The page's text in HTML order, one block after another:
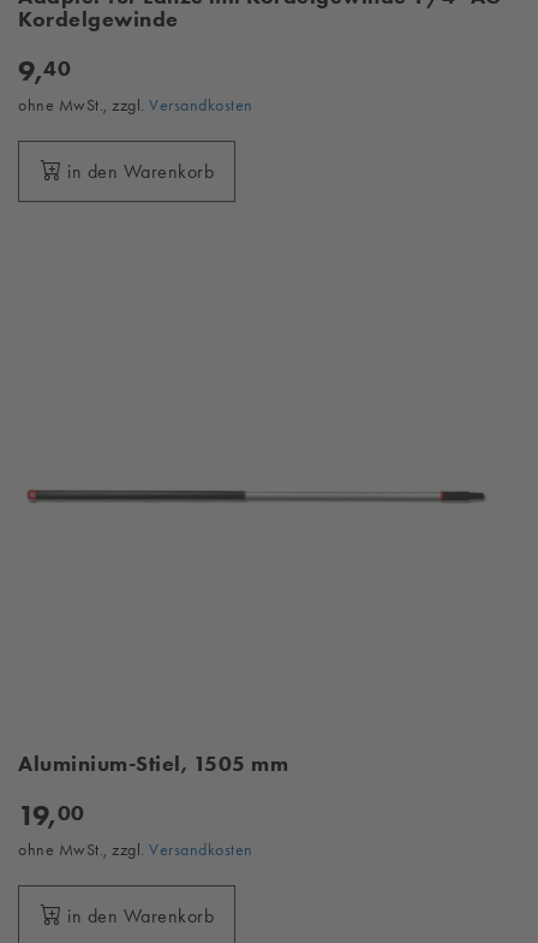
Kordelgewinde
9,40
ohne MwSt., zzgl. Versandkosten
in den Warenkorb
Aluminium-Stiel, 1505 mm
19,00
ohne MwSt., zzgl. Versandkosten
in den Warenkorb